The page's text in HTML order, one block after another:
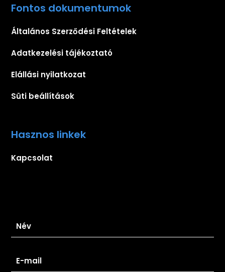
Fontos dokumentumok
Általános Szerződési Feltételek
Adatkezelési tájékoztató
Elállási nyilatkozat
Süti beállítások
Hasznos linkek
Kapcsolat